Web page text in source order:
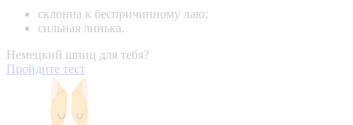
склонна к беспричинному лаю;
сильная линька.
Немецкий шпиц для тебя?
Пройдите тест